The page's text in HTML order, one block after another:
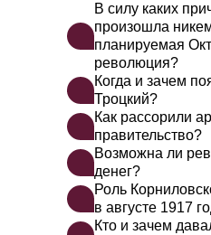
В силу каких
произошла
планируемая
революция?
Когда и зачем
Троцкий?
Как рассорили
правительство?
Возможна ли
денег?
Роль
в августе 1917
Кто и зачем